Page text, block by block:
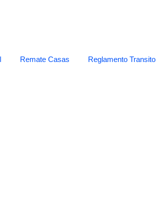
Remate Casas Reglamento Transito